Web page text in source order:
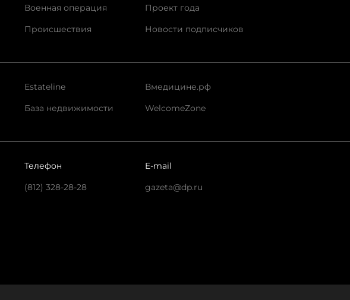
Военная операция
Происшествия
Проект года
Новости подписчиков
Estateline
База недвижимости
Вмедицине.рф
WelcomeZone
Телефон
(812) 328-28-28
E-mail
gazeta@dp.ru